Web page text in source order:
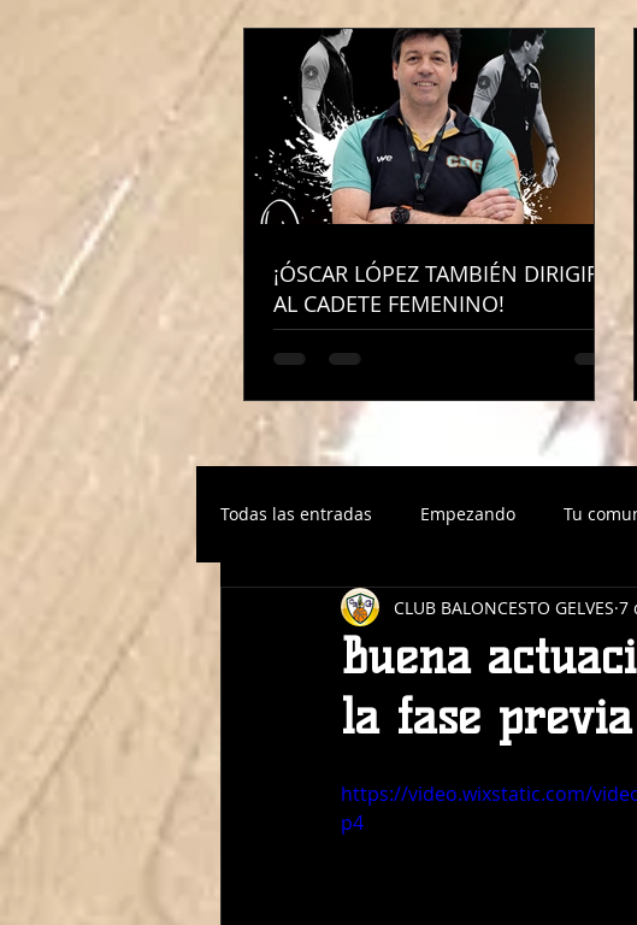
¡ÓSCAR LÓPEZ TAMBIÉN DIRIGIRÁ
AL CADETE FEMENINO!
¡ÓSCAR LÓPEZ TAMBIÉN DIRIGIRÁ
AL CADETE FEMENINO!
Todas las entradas Empezando Tu
Buena
la fase
CLUB BALONCESTO GELVES 7
https://video.wixstatic.com/
p4